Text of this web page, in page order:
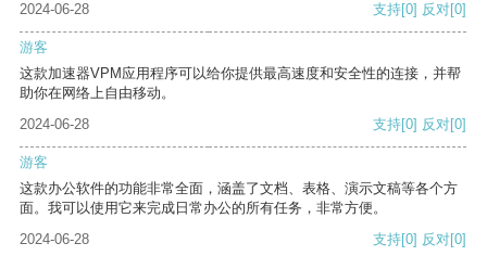
2024-06-28
支持[0] 反对[0]
游客
这款加速器VPM应用程序可以给你提供最高速度和安全性的连接，并帮
助你在网络上自由移动。
2024-06-28
支持[0] 反对[0]
游客
这款办公软件的功能非常全面，涵盖了文档、表格、演示文稿等各个方
面。我可以使用它来完成日常办公的所有任务，非常方便。
2024-06-28
支持[0] 反对[0]